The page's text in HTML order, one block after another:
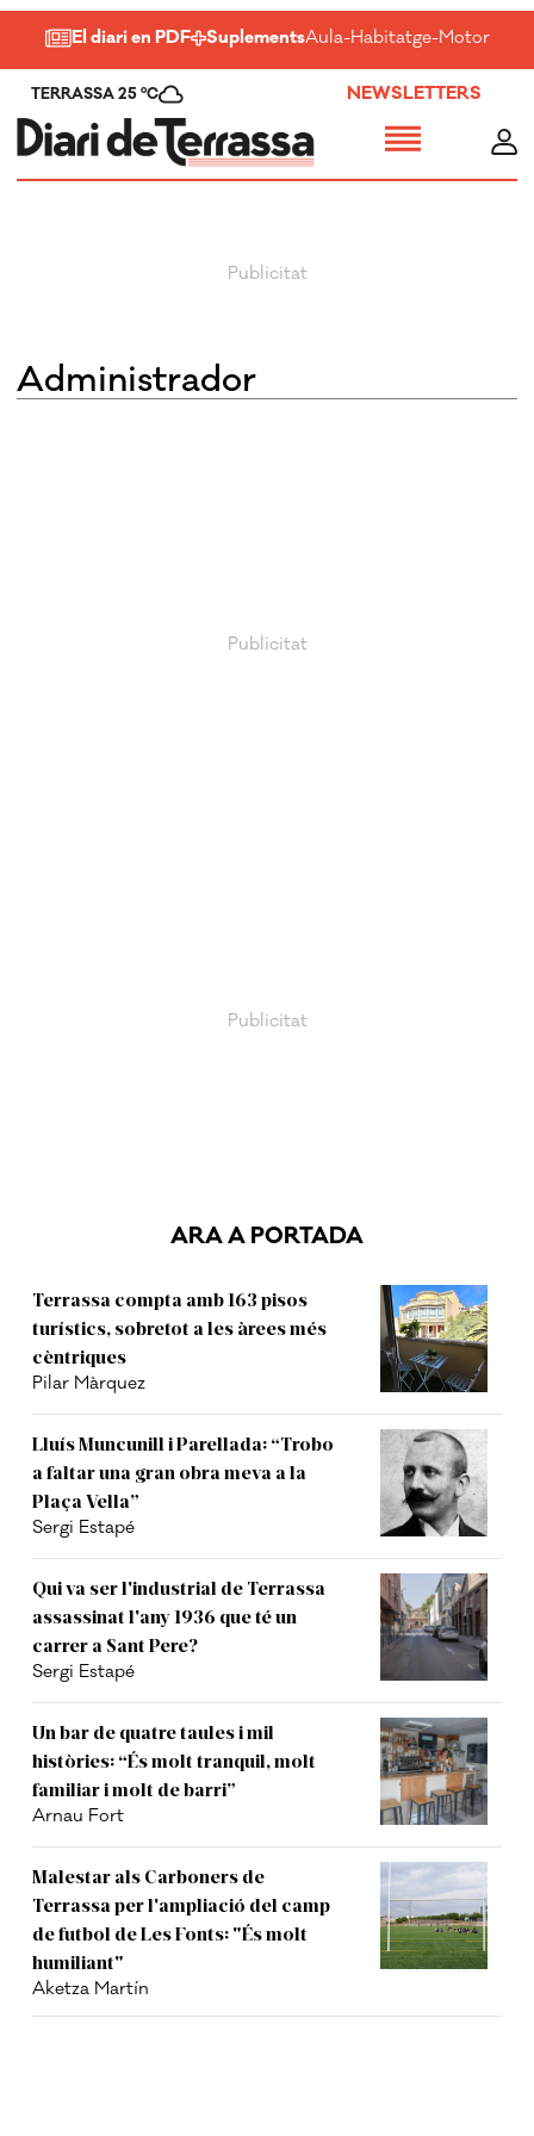
El diari en PDF SuplementsAula-Habitatge-Motor-
TERRASSA 25 ºC NEWSLETTERS
Administrador
ARA A PORTADA
Terrassa compta amb 163 pisos
turístics, sobretot a les àrees més
cèntriques
Pilar Màrquez
Lluís Muncunill i Parellada: “Trobo
a faltar una gran obra meva a la
Plaça Vella”
Sergi Estapé
Qui va ser l'industrial de Terrassa
assassinat l'any 1936 que té un
carrer a Sant Pere?
Sergi Estapé
Un bar de quatre taules i mil
històries: “És molt tranquil, molt
familiar i molt de barri”
Arnau Fort
Malestar als Carboners de
Terrassa per l'ampliació del camp
de futbol de Les Fonts: "És molt
humiliant"
Aketza Martín